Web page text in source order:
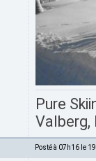
Pure
Valberg,
Posté à 07h16 le